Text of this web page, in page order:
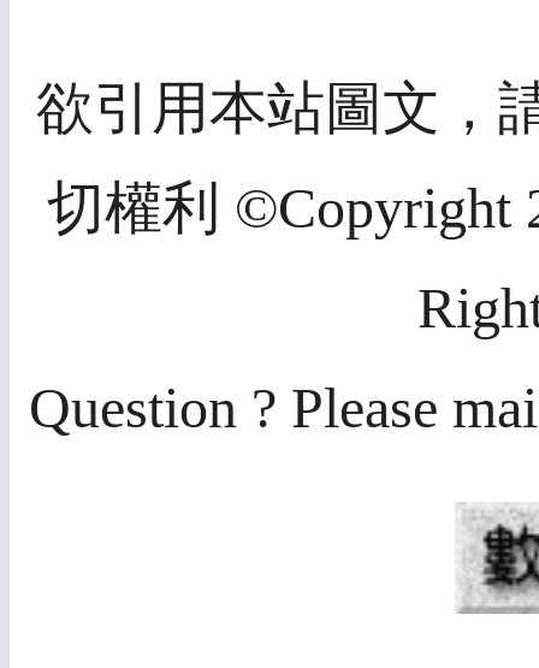
欲引用本站圖文，
切權利 ©Copyright
Question ? Please